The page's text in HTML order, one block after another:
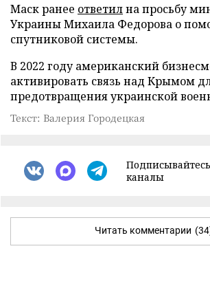
Маск ранее ответилна просьбу
Украины Михаила Федорова о
спутниковой системы.
В 2022 году американский
активировать связь над Крымом
предотвращения украинской
Текст: Валерия Городецкая
каналы
Читать комментарии